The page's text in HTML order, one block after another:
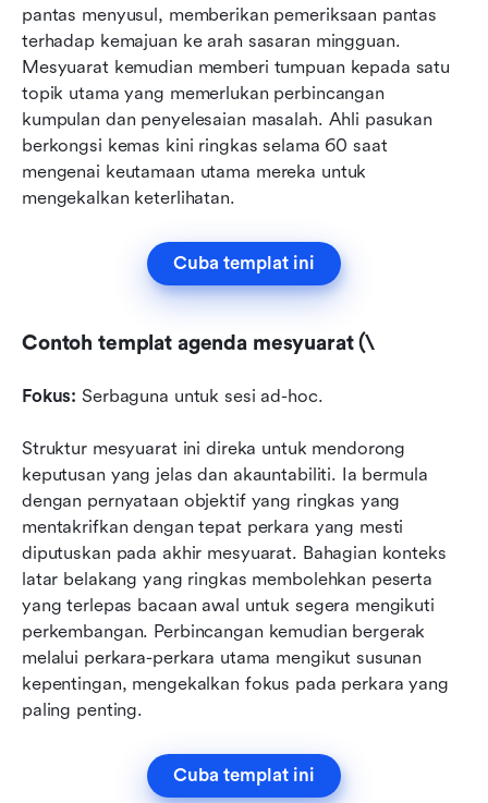
pantas menyusul, memberikan pemeriksaan pantas
terhadap kemajuan ke arah sasaran mingguan.
Mesyuarat kemudian memberi tumpuan kepada satu
topik utama yang memerlukan perbincangan
kumpulan dan penyelesaian masalah. Ahli pasukan
berkongsi kemas kini ringkas selama 60 saat
mengenai keutamaan utama mereka untuk
mengekalkan keterlihatan.
Cuba templat ini
Contoh templat agenda mesyuarat (\
Fokus: Serbaguna untuk sesi ad-hoc.
Struktur mesyuarat ini direka untuk mendorong
keputusan yang jelas dan akauntabiliti. Ia bermula
dengan pernyataan objektif yang ringkas yang
mentakrifkan dengan tepat perkara yang mesti
diputuskan pada akhir mesyuarat. Bahagian konteks
latar belakang yang ringkas membolehkan peserta
yang terlepas bacaan awal untuk segera mengikuti
perkembangan. Perbincangan kemudian bergerak
melalui perkara-perkara utama mengikut susunan
kepentingan, mengekalkan fokus pada perkara yang
paling penting.
Cuba templat ini